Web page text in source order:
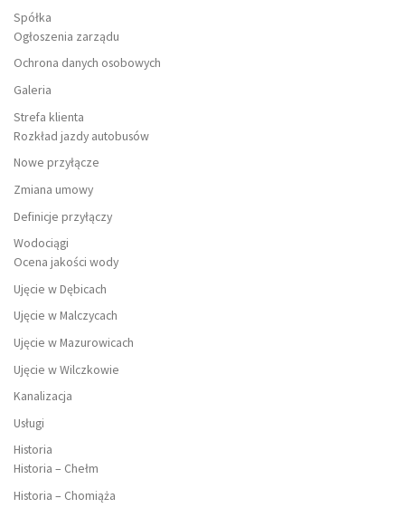
Spółka
Ogłoszenia zarządu
Ochrona danych osobowych
Galeria
Strefa klienta
Rozkład jazdy autobusów
Nowe przyłącze
Zmiana umowy
Definicje przyłączy
Wodociągi
Ocena jakości wody
Ujęcie w Dębicach
Ujęcie w Malczycach
Ujęcie w Mazurowicach
Ujęcie w Wilczkowie
Kanalizacja
Usługi
Historia
Historia – Chełm
Historia – Chomiąża